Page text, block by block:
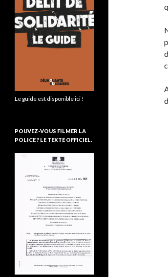
Le guide est disponible ici !
POUVEZ-VOUS FILMER LA
POLICE ? LE TEXTE OFFICIEL.